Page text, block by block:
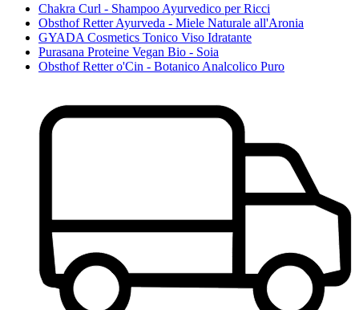
Chakra Curl - Shampoo Ayurvedico per Ricci
Obsthof Retter Ayurveda - Miele Naturale all'Aronia
GYADA Cosmetics Tonico Viso Idratante
Purasana Proteine Vegan Bio - Soia
Obsthof Retter o'Cin - Botanico Analcolico Puro